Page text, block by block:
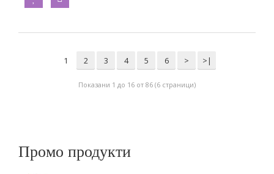
1 2 3 4 5 6 > >|
Показани 1 до 16 от 86 (6 страници)
Промо продукти